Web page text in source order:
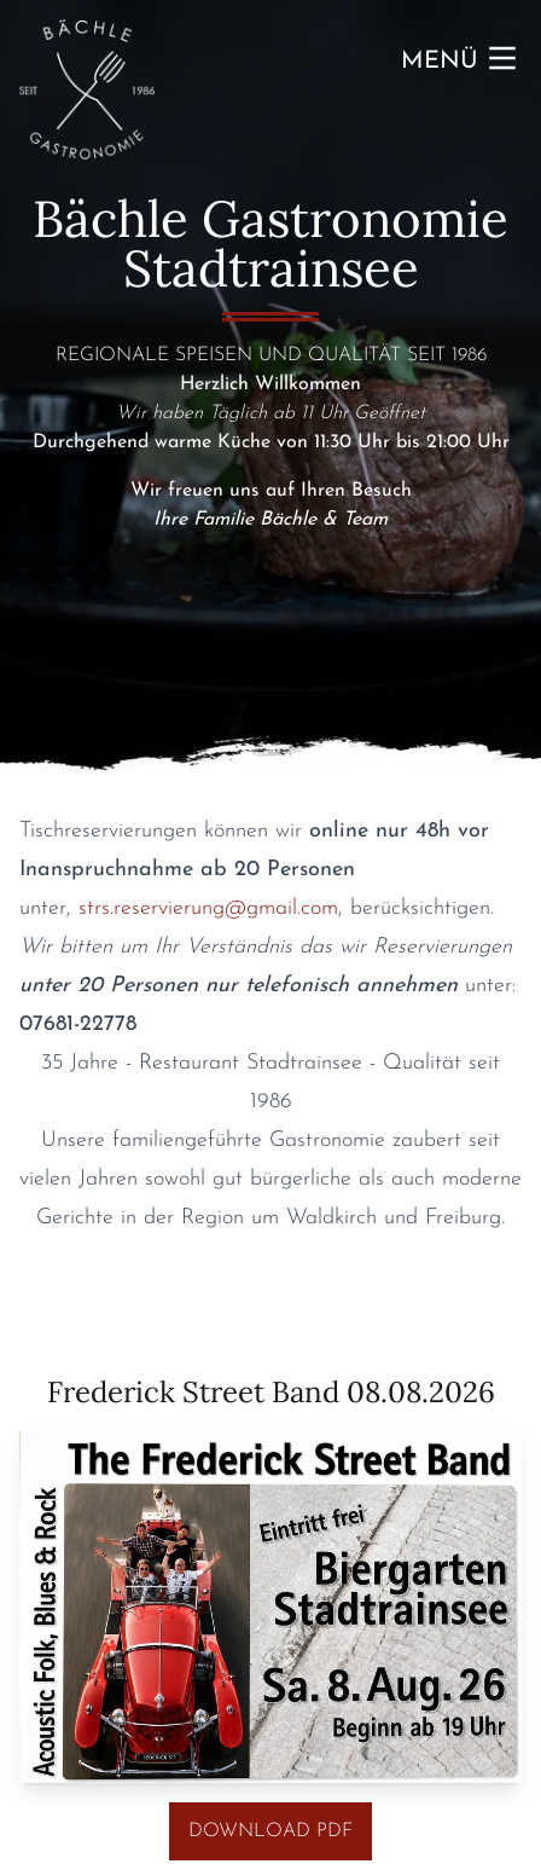
Zum Inhalt der Seite springen
MENÜ
Bächle Gastronomie
Stadtrainsee
REGIONALE SPEISEN UND QUALITÄT SEIT 1986
Herzlich Willkommen
Wir haben Täglich ab 11 Uhr Geöffnet
Durchgehend warme Küche von 11:30 Uhr bis 21:00 Uhr
Wir freuen uns auf Ihren Besuch
Ihre Familie Bächle & Team
Tischreservierungen können wir online nur 48h vor
Inanspruchnahme ab 20 Personen
unter, strs.reservierung@gmail.com, berücksichtigen.
Wir bitten um Ihr Verständnis das wir Reservierungen
unter 20 Personen nur telefonisch annehmen unter:
07681-22778
35 Jahre - Restaurant Stadtrainsee - Qualität seit
1986
Unsere familiengeführte Gastronomie zaubert seit
vielen Jahren sowohl gut bürgerliche als auch moderne
Gerichte in der Region um Waldkirch und Freiburg.
Frederick Street Band 08.08.2026
DOWNLOAD PDF